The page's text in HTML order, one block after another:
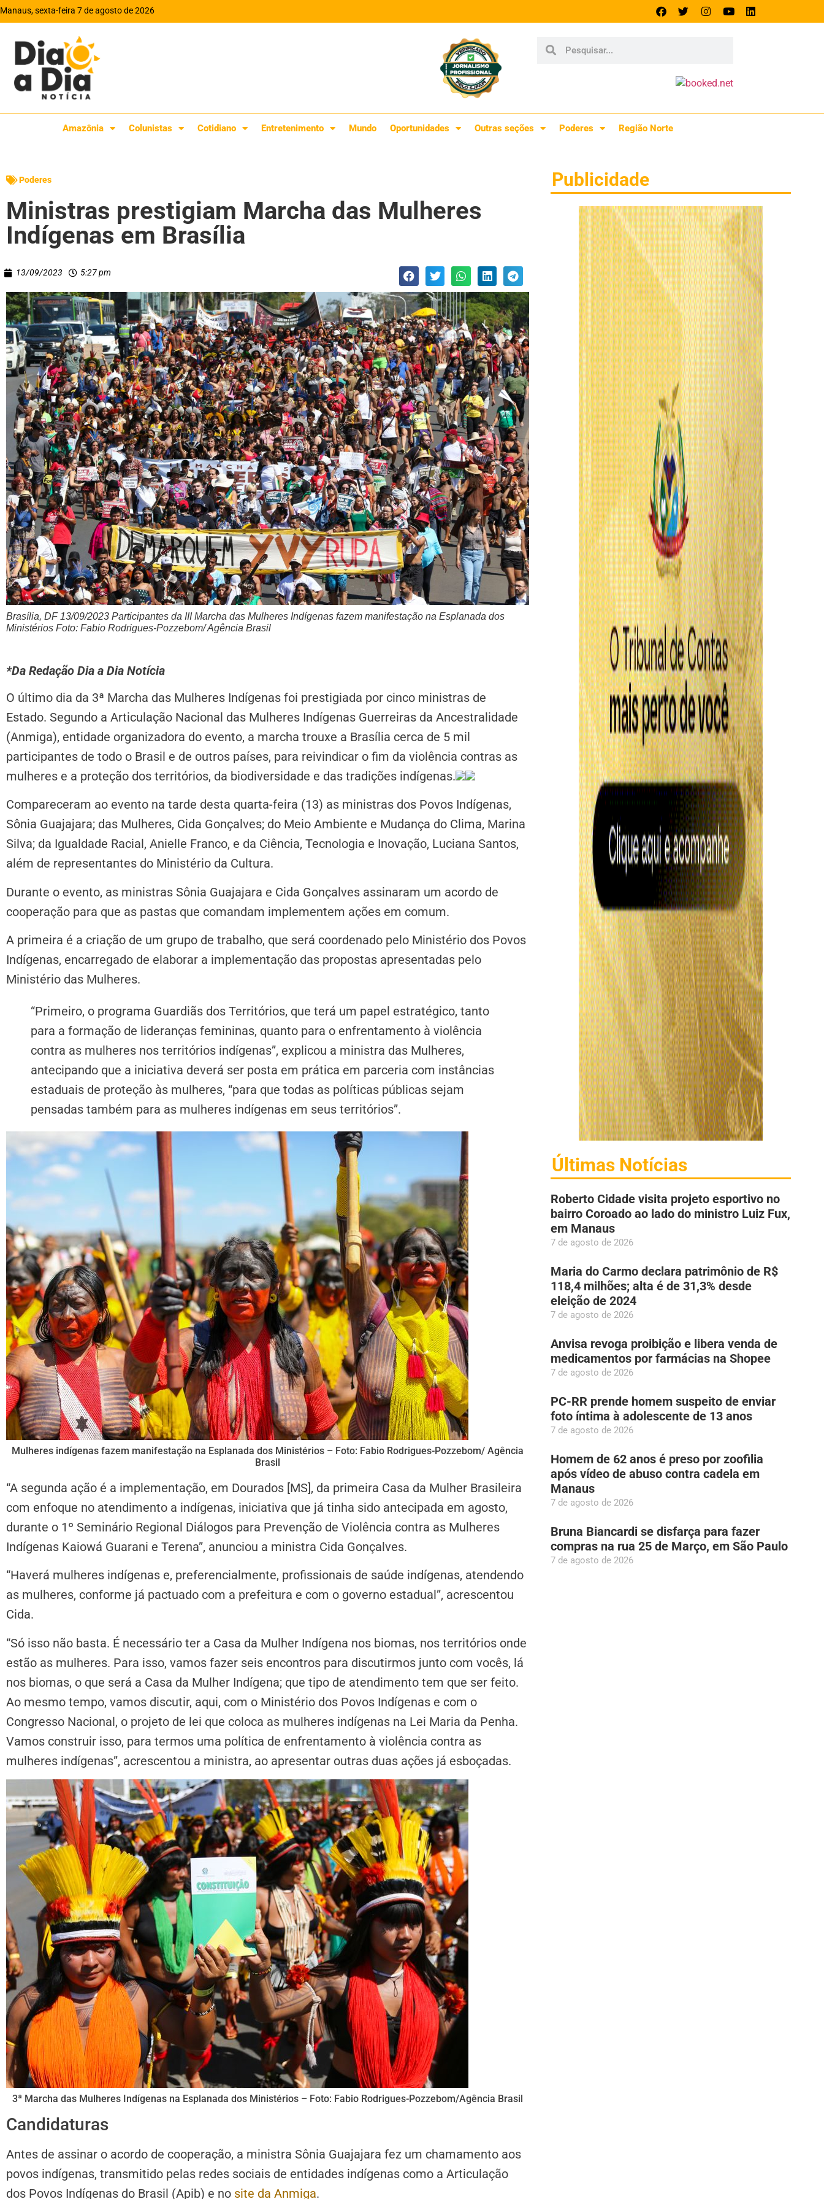
Manaus, sexta-feira 7 de agosto de 2026
Amazônia Colunistas Cotidiano Entretenimento Mundo Oportunidades Outras seções Poderes Região Norte
Poderes
Ministras prestigiam Marcha das Mulheres
Indígenas em Brasília
13/09/2023 5:27 pm
Brasília, DF 13/09/2023 Participantes da III Marcha das Mulheres Indígenas fazem manifestação na Esplanada dos
Ministérios Foto: Fabio Rodrigues-Pozzebom/ Agência Brasil
*Da Redação Dia a Dia Notícia
O último dia da 3ª Marcha das Mulheres Indígenas foi prestigiada por cinco ministras de
Estado. Segundo a Articulação Nacional das Mulheres Indígenas Guerreiras da Ancestralidade
(Anmiga), entidade organizadora do evento, a marcha trouxe a Brasília cerca de 5 mil
participantes de todo o Brasil e de outros países, para reivindicar o fim da violência contras as
mulheres e a proteção dos territórios, da biodiversidade e das tradições indígenas.
Compareceram ao evento na tarde desta quarta-feira (13) as ministras dos Povos Indígenas,
Sônia Guajajara; das Mulheres, Cida Gonçalves; do Meio Ambiente e Mudança do Clima, Marina
Silva; da Igualdade Racial, Anielle Franco, e da Ciência, Tecnologia e Inovação, Luciana Santos,
além de representantes do Ministério da Cultura.
Durante o evento, as ministras Sônia Guajajara e Cida Gonçalves assinaram um acordo de
cooperação para que as pastas que comandam implementem ações em comum.
A primeira é a criação de um grupo de trabalho, que será coordenado pelo Ministério dos Povos
Indígenas, encarregado de elaborar a implementação das propostas apresentadas pelo
Ministério das Mulheres.
“Primeiro, o programa Guardiãs dos Territórios, que terá um papel estratégico, tanto
para a formação de lideranças femininas, quanto para o enfrentamento à violência
contra as mulheres nos territórios indígenas”, explicou a ministra das Mulheres,
antecipando que a iniciativa deverá ser posta em prática em parceria com instâncias
estaduais de proteção às mulheres, “para que todas as políticas públicas sejam
pensadas também para as mulheres indígenas em seus territórios”.
Mulheres indígenas fazem manifestação na Esplanada dos Ministérios – Foto: Fabio Rodrigues-Pozzebom/ Agência
Brasil
“A segunda ação é a implementação, em Dourados [MS], da primeira Casa da Mulher Brasileira
com enfoque no atendimento a indígenas, iniciativa que já tinha sido antecipada em agosto,
durante o 1º Seminário Regional Diálogos para Prevenção de Violência contra as Mulheres
Indígenas Kaiowá Guarani e Terena”, anunciou a ministra Cida Gonçalves.
“Haverá mulheres indígenas e, preferencialmente, profissionais de saúde indígenas, atendendo
as mulheres, conforme já pactuado com a prefeitura e com o governo estadual”, acrescentou
Cida.
“Só isso não basta. É necessário ter a Casa da Mulher Indígena nos biomas, nos territórios onde
estão as mulheres. Para isso, vamos fazer seis encontros para discutirmos junto com vocês, lá
nos biomas, o que será a Casa da Mulher Indígena; que tipo de atendimento tem que ser feito.
Ao mesmo tempo, vamos discutir, aqui, com o Ministério dos Povos Indígenas e com o
Congresso Nacional, o projeto de lei que coloca as mulheres indígenas na Lei Maria da Penha.
Vamos construir isso, para termos uma política de enfrentamento à violência contra as
mulheres indígenas”, acrescentou a ministra, ao apresentar outras duas ações já esboçadas.
3ª Marcha das Mulheres Indígenas na Esplanada dos Ministérios – Foto: Fabio Rodrigues-Pozzebom/Agência Brasil
Candidaturas
Antes de assinar o acordo de cooperação, a ministra Sônia Guajajara fez um chamamento aos
povos indígenas, transmitido pelas redes sociais de entidades indígenas como a Articulação
dos Povos Indígenas do Brasil (Apib) e no site da Anmiga.
Publicidade
Últimas Notícias
Roberto Cidade visita projeto esportivo no
bairro Coroado ao lado do ministro Luiz Fux,
em Manaus
7 de agosto de 2026
Maria do Carmo declara patrimônio de R$
118,4 milhões; alta é de 31,3% desde
eleição de 2024
7 de agosto de 2026
Anvisa revoga proibição e libera venda de
medicamentos por farmácias na Shopee
7 de agosto de 2026
PC-RR prende homem suspeito de enviar
foto íntima à adolescente de 13 anos
7 de agosto de 2026
Homem de 62 anos é preso por zoofilia
após vídeo de abuso contra cadela em
Manaus
7 de agosto de 2026
Bruna Biancardi se disfarça para fazer
compras na rua 25 de Março, em São Paulo
7 de agosto de 2026